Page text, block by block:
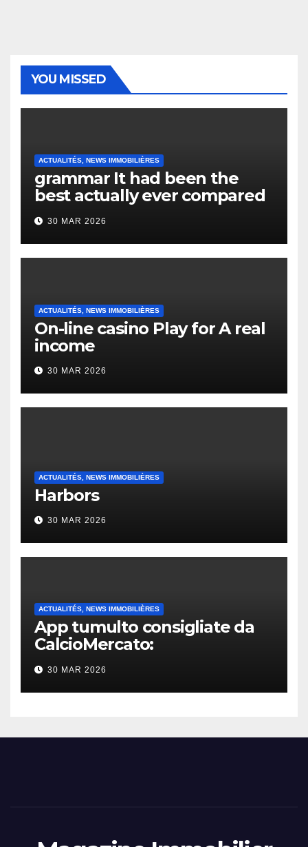
YOU MISSED
ACTUALITÉS, NEWS IMMOBILIÈRES
grammar It had been the
best actually ever compared
to it’s the top actually?
English Vocabulary Learners
Heap Change
30 MAR 2026
ACTUALITÉS, NEWS IMMOBILIÈRES
On-line casino Play for A real
income
30 MAR 2026
ACTUALITÉS, NEWS IMMOBILIÈRES
Harbors
30 MAR 2026
ACTUALITÉS, NEWS IMMOBILIÈRES
App tumulto consigliate da
CalcioMercato:
considerazione di gennaio
2026
30 MAR 2026